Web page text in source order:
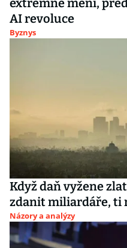
extrémně mění,
AI revoluce
Byznys
Když daň vyžene
zdanit miliardáře, ti
Názory a analýzy